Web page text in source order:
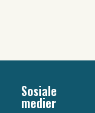
Sosiale
medier